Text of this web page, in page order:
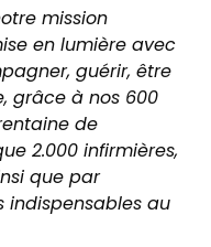
mission
en lumière avec
guérir, être
grâce à nos 600
de
2.000 infirmières,
que par
indispensables au